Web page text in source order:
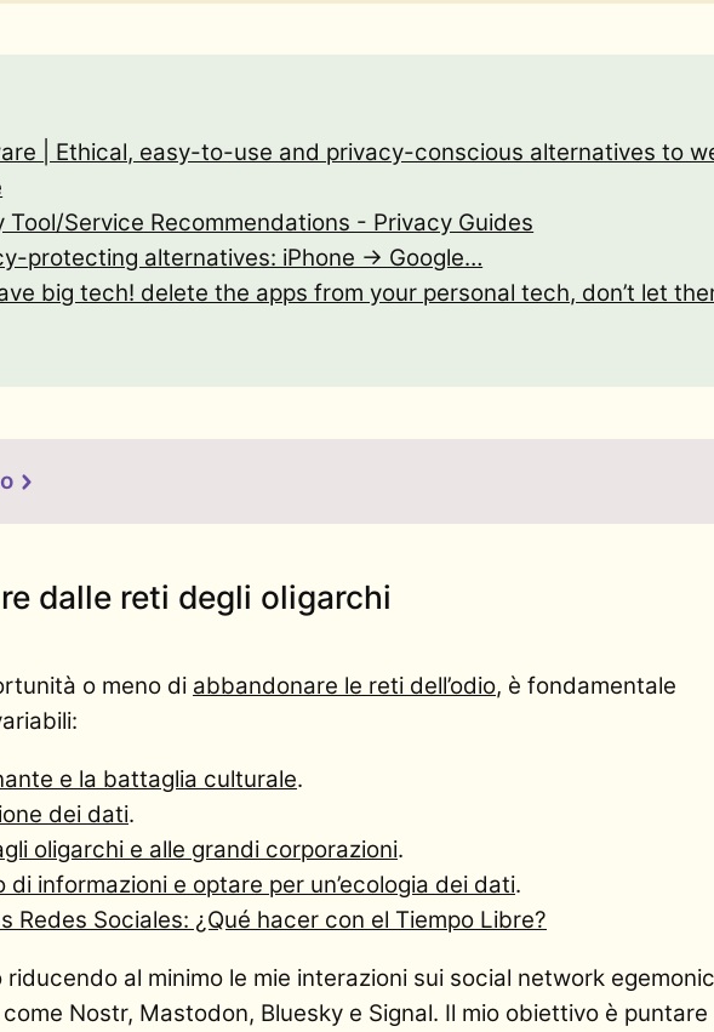
| Ethical, easy-to-use and privacy-conscious alternatives to
Tool/Service Recommendations - Privacy Guides
protecting alternatives: iPhone -> Google…
big tech! delete the apps from your personal tech, don’t let
dalle reti degli oligarchi
o meno di abbandonare le reti dell’odio, è fondamentale
e la battaglia culturale.
dei dati.
oligarchi e alle grandi corporazioni.
di informazioni e optare per un’ecologia dei dati.
Redes Sociales: ¿Qué hacer con el Tiempo Libre?
al minimo le mie interazioni sui social network
Nostr, Mastodon, Bluesky e Signal. Il mio obiettivo è puntare